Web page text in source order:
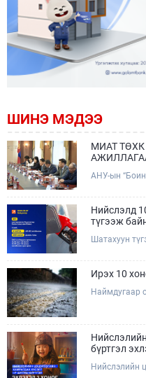
ШИНЭ МЭДЭЭ
МИАТ
АНУ-ын
Жэф Эдвардс
тээврийн
Нийслэлд
түгээж
Шатахуун
Ирэх 10
Наймдугаар
бүртгэл
Нийслэлийн